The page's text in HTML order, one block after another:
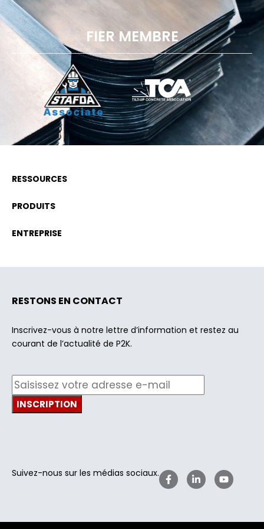
FIER MEMBRE
RESSOURCES
PRODUITS
ENTREPRISE
RESTONS EN CONTACT
Inscrivez-vous à notre lettre d’information et restez au
courant de l’actualité de P2K.
Suivez-nous sur les médias sociaux.